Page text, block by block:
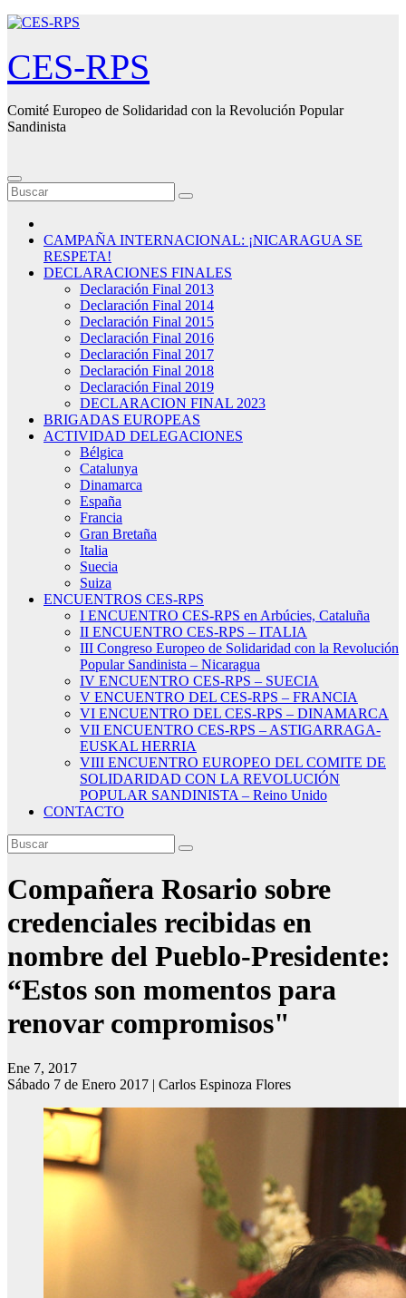
Saltar
contenido
CES-RPS
Comité Europeo de Solidaridad con la Revolución Popular
Sandinista
CAMPAÑA INTERNACIONAL: ¡NICARAGUA SE
RESPETA!
DECLARACIONES FINALES
Declaración Final 2013
Declaración Final 2014
Declaración Final 2015
Declaración Final 2016
Declaración Final 2017
Declaración Final 2018
Declaración Final 2019
DECLARACION FINAL 2023
BRIGADAS EUROPEAS
ACTIVIDAD DELEGACIONES
Bélgica
Catalunya
Dinamarca
España
Francia
Gran Bretaña
Italia
Suecia
Suiza
ENCUENTROS CES-RPS
I ENCUENTRO CES-RPS en Arbúcies, Cataluña
II ENCUENTRO CES-RPS – ITALIA
III Congreso Europeo de Solidaridad con la Revolución
Popular Sandinista – Nicaragua
IV ENCUENTRO CES-RPS – SUECIA
V ENCUENTRO DEL CES-RPS – FRANCIA
VI ENCUENTRO DEL CES-RPS – DINAMARCA
VII ENCUENTRO CES-RPS – ASTIGARRAGA-
EUSKAL HERRIA
VIII ENCUENTRO EUROPEO DEL COMITE DE
SOLIDARIDAD CON LA REVOLUCIÓN
POPULAR SANDINISTA – Reino Unido
CONTACTO
Compañera Rosario sobre
credenciales recibidas en
nombre del Pueblo-Presidente:
“Estos son momentos para
renovar compromisos"
Ene 7, 2017
Sábado 7 de Enero 2017 | Carlos Espinoza Flores